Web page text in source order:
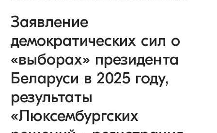
Заявление
демократических сил о
«выборах» президента
Беларуси в 2025 году,
результаты
«Люксембургских